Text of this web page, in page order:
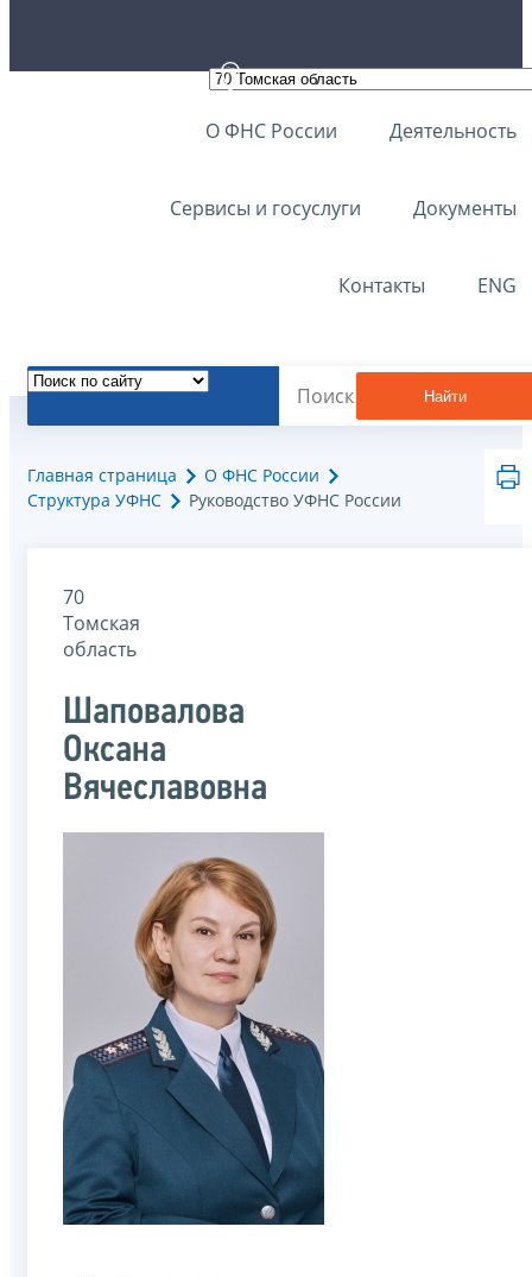
О ФНС России Деятельность
Сервисы и госуслуги Документы
Контакты ENG
Найти
Главная страница
О ФНС России
Структура УФНС
Руководство УФНС России
70
Томская
область
Шаповалова
Оксана
Вячеславовна